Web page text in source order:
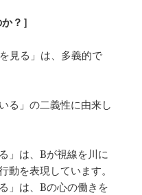
？］
見る」は、多義的で
る」の二義性に由来し
」は、Bが視線を川に
動を表現しています。
」は、Bの心の働きを